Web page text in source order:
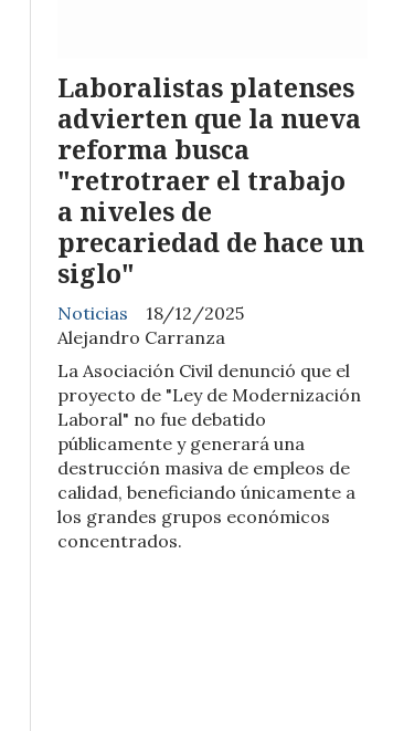
Laboralistas platenses
advierten que la nueva
reforma busca
"retrotraer el trabajo
a niveles de
precariedad de hace un
siglo"
Alejandro Carranza
Noticias 18/12/2025
La Asociación Civil denunció que el
proyecto de "Ley de Modernización
Laboral" no fue debatido
públicamente y generará una
destrucción masiva de empleos de
calidad, beneficiando únicamente a
los grandes grupos económicos
concentrados.